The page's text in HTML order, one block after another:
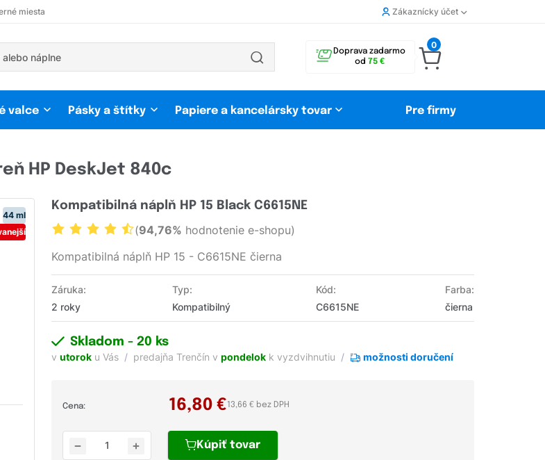
miesta Zákaznícky účet
Doprava zadarmo
od 75 €
0
valce Pásky a štítky Papiere a kancelársky tovar Pre firmy
HP DeskJet 840c
44 ml
Kompatibilná náplň HP 15 Black C6615NE
(94,76% hodnotenie e-shopu)
Kompatibilná náplň HP 15 - C6615NE čierna
Záruka:
2 roky
Typ:
Kompatibilný
Kód:
C6615NE
Farba:
čierna
Skladom- 20 ks
vutorok u Vás predajňa Trenčín vpondelok k vyzdvihnutiu možnosti doručení
Cena: 16,80 € 13,66 € bez DPH
Kúpiťtovar